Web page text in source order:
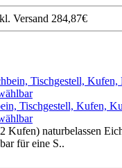
Versand 284,87€
Tischgestell, Kufen,
Kufen) naturbelassen
für eine S..